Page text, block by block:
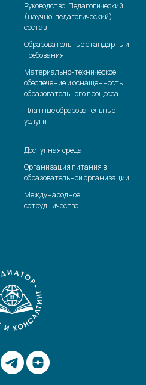
Руководство. Педагогический
(научно-педагогический)
состав
Образовательные стандарты и
требования
Материально-техническое
обеспечение и оснащенность
образовательного процесса
Платные образовательные
услуги
Доступная среда
Организация питания в
образовательной организации
Международное
сотрудничество